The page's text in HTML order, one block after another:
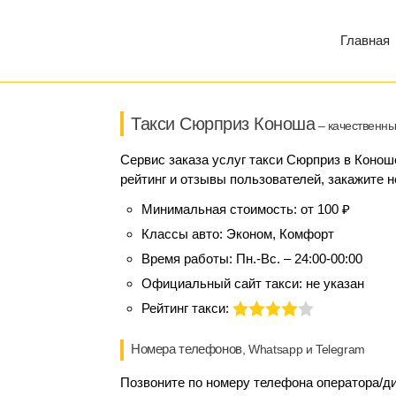
Главная
Такси Сюрприз Коноша–
Сервис заказа услуг такси Сюрприз в
рейтинг и отзывы пользователей, закажите
Минимальная стоимость: от 100 ₽
Классы авто: Эконом, Комфорт
Время работы: Пн.-Вс. – 24:00-00:00
Официальный сайт такси: не указан
Рейтинг такси:
Номера телефонов, Whatsapp и Telegram
Позвоните по номеру телефона оператора/